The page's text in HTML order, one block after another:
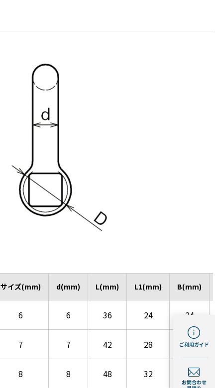
サイズ(mm) d(mm) L(mm) L1(mm) B(mm)
6 6 36 24 24
7 7 42 28 28
8 8 48 32 32